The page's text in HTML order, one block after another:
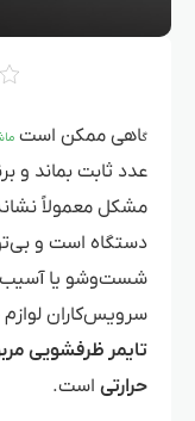
گاهی ممکن است
عدد ثابت بماند و
مشکل معمولاً
دستگاه است و
شست‌وشو یا آسیب
سرویس‌کاران لوازم
تایمر ظرفشویی
حرارتی است.